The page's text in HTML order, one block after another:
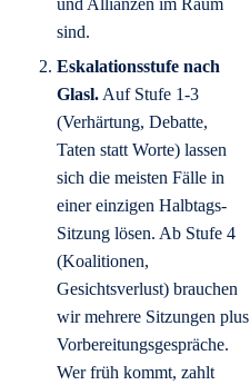
und Allianzen im Raum
sind.
Eskalationsstufe nach
Glasl. Auf Stufe 1-3
(Verhärtung, Debatte,
Taten statt Worte) lassen
sich die meisten Fälle in
einer einzigen Halbtags-
Sitzung lösen. Ab Stufe 4
(Koalitionen,
Gesichtsverlust) brauchen
wir mehrere Sitzungen plus
Vorbereitungsgespräche.
Wer früh kommt, zahlt